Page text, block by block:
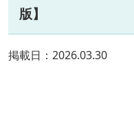
版】
掲載日：2026.03.30